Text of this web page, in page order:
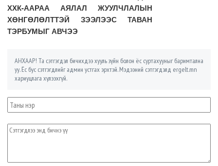
ХХК-ААРАА АЯЛАЛ ЖУУЛЧЛАЛЫН
ХӨНГӨЛӨЛТТЭЙ ЗЭЭЛЭЭС ТАВАН
ТЭРБУМЫГ АВЧЭЭ
АНХААР! Та сэтгэгдэл бичихдээ хууль зүйн болон ёс суртахууныг баримтална
уу. Ёс бус сэтгэгдлийг админ устгах эрхтэй. Мэдээний сэтгэгдэлд ergelt.mn
хариуцлага хүлээхгүй.